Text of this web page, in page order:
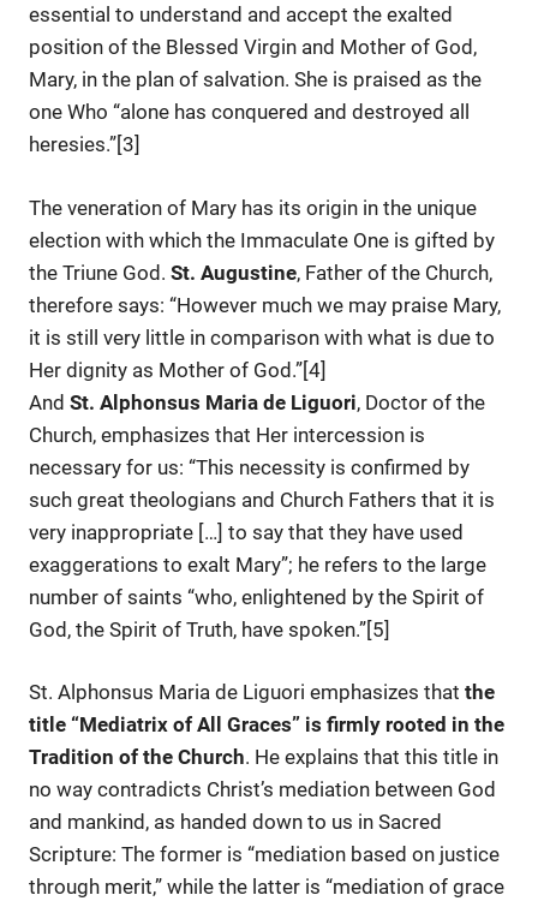
essential to understand and accept the exalted
position of the Blessed Virgin and Mother of God,
Mary, in the plan of salvation. She is praised as the
one Who “alone has conquered and destroyed all
heresies.”[3]
The veneration of Mary has its origin in the unique
election with which the Immaculate One is gifted by
the Triune God. St. Augustine, Father of the Church,
therefore says: “However much we may praise Mary,
it is still very little in comparison with what is due to
Her dignity as Mother of God.”[4]
And St. Alphonsus Maria de Liguori, Doctor of the
Church, emphasizes that Her intercession is
necessary for us: “This necessity is confirmed by
such great theologians and Church Fathers that it is
very inappropriate […] to say that they have used
exaggerations to exalt Mary”; he refers to the large
number of saints “who, enlightened by the Spirit of
God, the Spirit of Truth, have spoken.”[5]
St. Alphonsus Maria de Liguori emphasizes that the
title “Mediatrix of All Graces” is firmly rooted in the
Tradition of the Church. He explains that this title in
no way contradicts Christ’s mediation between God
and mankind, as handed down to us in Sacred
Scripture: The former is “mediation based on justice
through merit,” while the latter is “mediation of grace